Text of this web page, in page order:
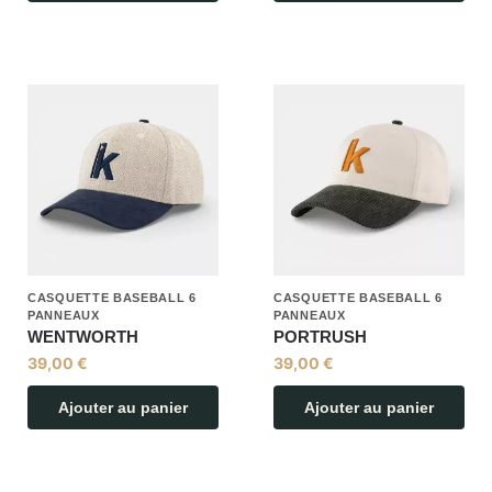
CASQUETTE BASEBALL 6
PANNEAUX
WENTWORTH
39,00 €
Ajouter au panier
CASQUETTE BASEBALL 6
PANNEAUX
PORTRUSH
39,00 €
Ajouter au panier